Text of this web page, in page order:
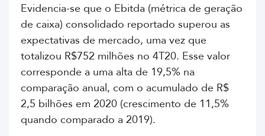
Evidencia-se que o Ebitda (métrica de geração
de caixa) consolidado reportado superou as
expectativas de mercado, uma vez que
totalizou R$752 milhões no 4T20. Esse valor
corresponde a uma alta de 19,5% na
comparação anual, com o acumulado de R$
2,5 bilhões em 2020 (crescimento de 11,5%
quando comparado a 2019).